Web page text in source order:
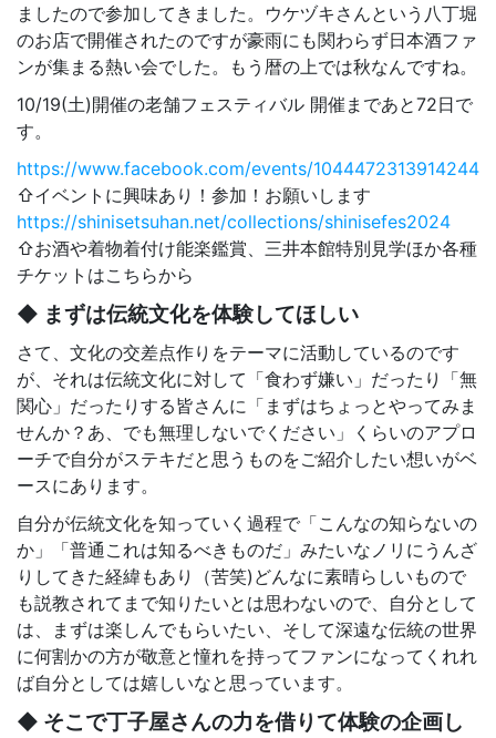
ましたので参加してきました。ウケヅキさんという八丁堀
のお店で開催されたのですが豪雨にも関わらず日本酒ファ
ンが集まる熱い会でした。もう暦の上では秋なんですね。
10/19(土)開催の老舗フェスティバル 開催まであと72日で
す。
https://www.facebook.com/events/1044472313914244
⇧イベントに興味あり！参加！お願いします
https://shinisetsuhan.net/collections/shinisefes2024
⇧お酒や着物着付け能楽鑑賞、三井本館特別見学ほか各種
チケットはこちらから
◆ まずは伝統文化を体験してほしい
さて、文化の交差点作りをテーマに活動しているのです
が、それは伝統文化に対して「食わず嫌い」だったり「無
関心」だったりする皆さんに「まずはちょっとやってみま
せんか？あ、でも無理しないでください」くらいのアプロ
ーチで自分がステキだと思うものをご紹介したい想いがベ
ースにあります。
自分が伝統文化を知っていく過程で「こんなの知らないの
か」「普通これは知るべきものだ」みたいなノリにうんざ
りしてきた経緯もあり（苦笑)どんなに素晴らしいもので
も説教されてまで知りたいとは思わないので、自分として
は、まずは楽しんでもらいたい、そして深遠な伝統の世界
に何割かの方が敬意と憧れを持ってファンになってくれれ
ば自分としては嬉しいなと思っています。
◆ そこで丁子屋さんの力を借りて体験の企画し